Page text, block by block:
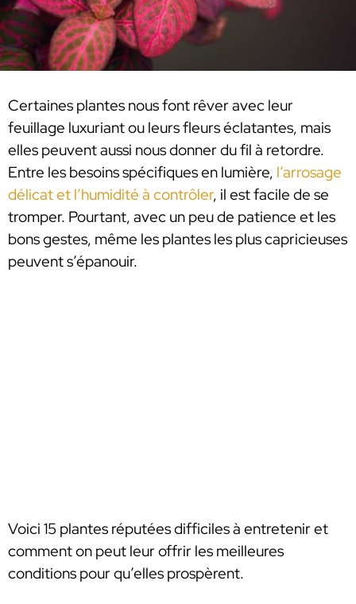
Certaines plantes nous font rêver avec leur
feuillage luxuriant ou leurs fleurs éclatantes, mais
elles peuvent aussi nous donner du fil à retordre.
Entre les besoins spécifiques en lumière, l’arrosage
délicat et l’humidité à contrôler, il est facile de se
tromper. Pourtant, avec un peu de patience et les
bons gestes, même les plantes les plus capricieuses
peuvent s’épanouir.
Voici 15 plantes réputées difficiles à entretenir et
comment on peut leur offrir les meilleures
conditions pour qu’elles prospèrent.